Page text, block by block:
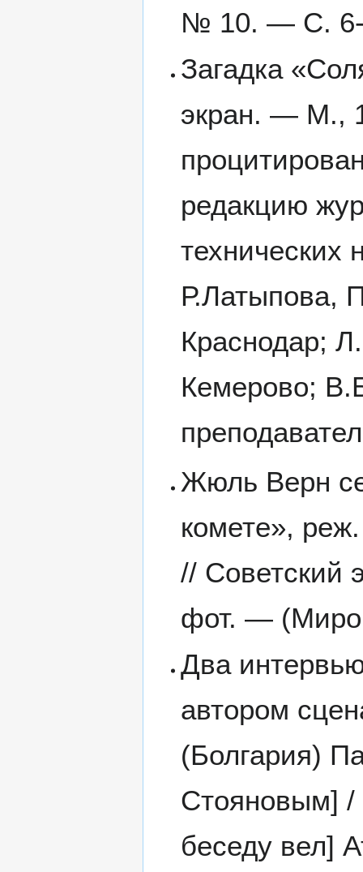
№ 10. — С. 6-
Загадка
экран. — М.,
редакцию
технических
Р.Латыпова,
Краснодар;
Кемерово;
Жюль Верн
комете»,
//
фот. —
Два
автором
(Болгария)
Стояновым] /
беседу вел]